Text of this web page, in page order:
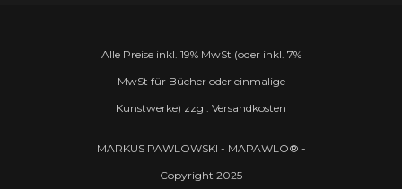
Alle Preise inkl. 19% MwSt (oder inkl. 7%
MwSt für Bücher oder einmalige
Kunstwerke) zzgl. Versandkosten
MARKUS PAWLOWSKI - MAPAWLO® -
Copyright 2025